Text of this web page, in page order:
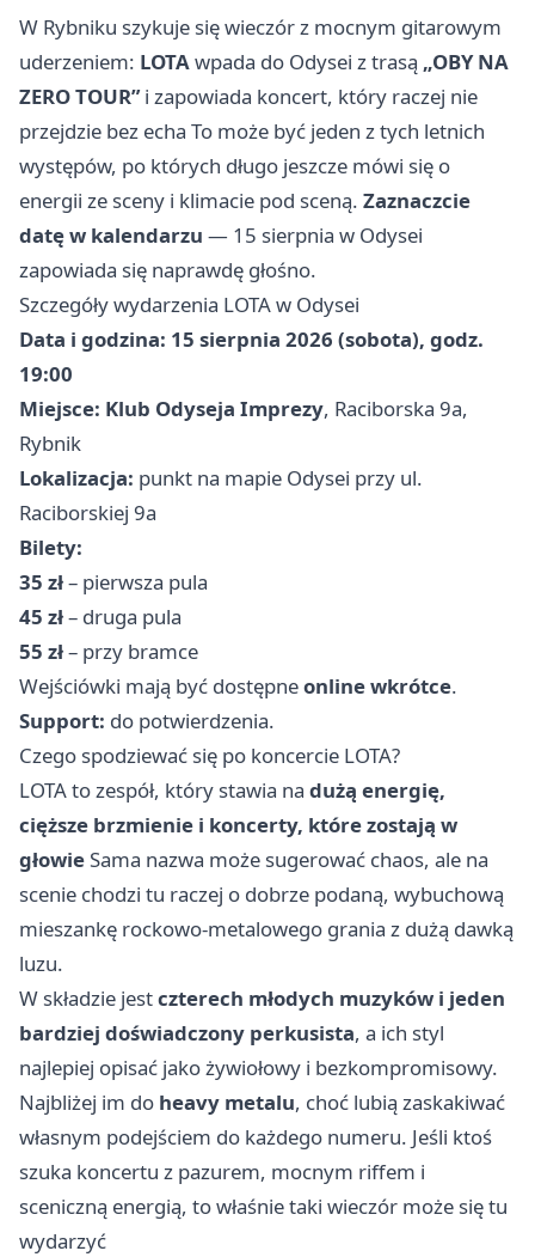
W Rybniku szykuje się wieczór z mocnym gitarowym
uderzeniem: LOTAwpada do Odysei z trasą „OBY NA
ZERO TOUR”i zapowiada koncert, który raczej nie
przejdzie bez echa To może być jeden z tych letnich
występów, po których długo jeszcze mówi się o
energii ze sceny i klimacie pod sceną. Zaznaczcie
datę w kalendarzu — 15 sierpnia w Odysei
zapowiada się naprawdę głośno.
Szczegóły wydarzenia LOTA w Odysei
Data i godzina: 15 sierpnia 2026 (sobota), godz.
19:00
Miejsce: Klub Odyseja Imprezy, Raciborska 9a,
Rybnik
Lokalizacja: punkt na mapie Odysei przy ul.
Raciborskiej 9a
Bilety:
35 zł– pierwsza pula
45 zł– druga pula
55 zł– przy bramce
Wejściówki mają być dostępneonline wkrótce.
Support: do potwierdzenia.
Czego spodziewać się po koncercie LOTA?
LOTA to zespół, który stawia na dużą energię,
cięższe brzmienie i koncerty, które zostają w
głowieSama nazwa może sugerować chaos, ale na
scenie chodzi tu raczej o dobrze podaną, wybuchową
mieszankę rockowo-metalowego grania z dużą dawką
luzu.
W składzie jestczterech młodych muzyków i jeden
bardziej doświadczony perkusista, a ich styl
najlepiej opisać jako żywiołowy i bezkompromisowy.
Najbliżej im do heavy metalu, choć lubią zaskakiwać
własnym podejściem do każdego numeru. Jeśli ktoś
szuka koncertu z pazurem, mocnym riffem i
sceniczną energią, to właśnie taki wieczór może się tu
wydarzyć